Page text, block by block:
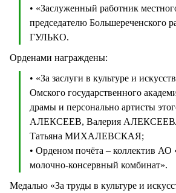
• «Заслуженный работник
председателю Большереченского
ГУЛЬКО.
Орденами награждены:
• «За заслуги в культуре и
Омского государственного
драмы и персонально артисты
АЛЕКСЕЕВ, Валерия
Татьяна МИХАЛЕВСКАЯ;
• Орденом почёта – коллектив
молочно-консервный комбинат».
Медалью «За труды в культуре и